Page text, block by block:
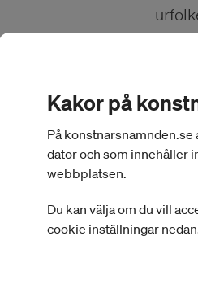
han
är
33
35
Kakor på
På konstnarsnamnden.se
dator och som innehåller
webbplatsen.
Du kan välja om du vill
cookie inställningar